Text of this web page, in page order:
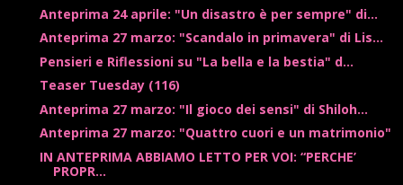
Anteprima 24 aprile: "Un disastro è per sempre" di...
Anteprima 27 marzo: "Scandalo in primavera" di Lis...
Pensieri e Riflessioni su "La bella e la bestia" d...
Teaser Tuesday (116)
Anteprima 27 marzo: "Il gioco dei sensi" di Shiloh...
Anteprima 27 marzo: "Quattro cuori e un matrimonio"
IN ANTEPRIMA ABBIAMO LETTO PER VOI: “PERCHE’
PROPR...